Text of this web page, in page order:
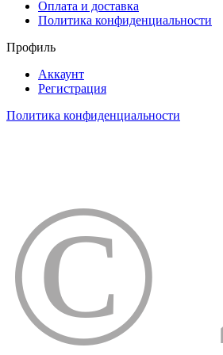
Оплата и доставка
Политика конфиденциальности
Профиль
Аккаунт
Регистрация
Политика конфиденциальности
©